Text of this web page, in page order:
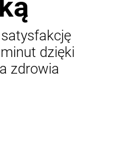
dzięki
zdrowia